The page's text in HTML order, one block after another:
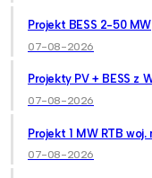
Projekt BESS 2-50 MW
07-08-2026
Projekty PV + BESS z
07-08-2026
Projekt 1 MW RTB
07-08-2026